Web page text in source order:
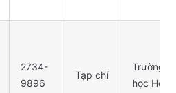
2734-
9896
Tạp chí
Trường
học Hòa